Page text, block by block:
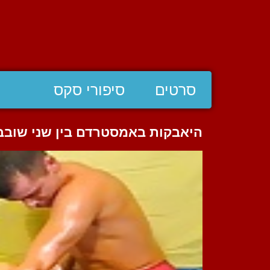
סרטים סיפורי סקס
היאבקות באמסטרדם בין שני